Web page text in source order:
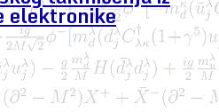
elektronike